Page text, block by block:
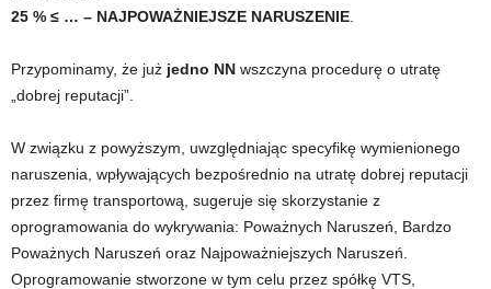
25 % ≤ … – NAJPOWAŻNIEJSZE NARUSZENIE
Przypominamy, że już jedno NN wszczyna procedurę o utratę
„dobrej reputacji”.
W związku z powyższym, uwzględniając specyfikę wymienionego
naruszenia, wpływających bezpośrednio na utratę dobrej reputacji
przez firmę transportową, sugeruje się skorzystanie z
oprogramowania do wykrywania: Poważnych Naruszeń, Bardzo
Poważnych Naruszeń oraz Najpoważniejszych Naruszeń.
Oprogramowanie stworzone w tym celu przez spółkę VTS,